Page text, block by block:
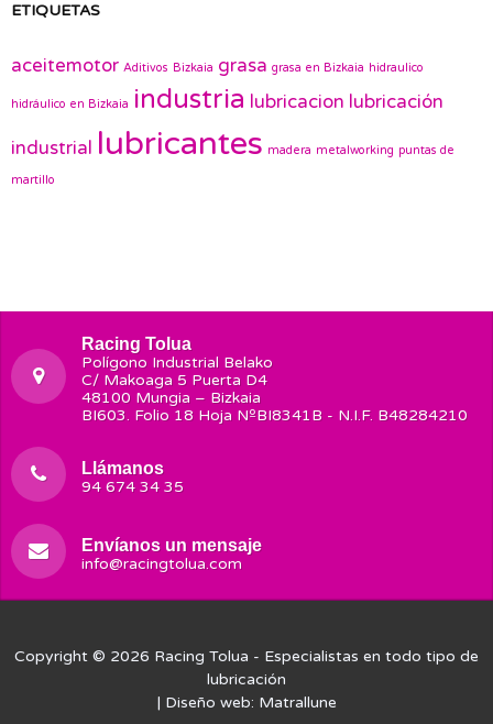
ETIQUETAS
aceitemotor Aditivos Bizkaia grasa grasa en Bizkaia hidraulico
hidráulico en Bizkaia industria lubricacion lubricación
industrial lubricantes madera metalworking puntas de
martillo
Racing Tolua
Polígono Industrial Belako
C/ Makoaga 5 Puerta D4
48100 Mungia – Bizkaia
BI603. Folio 18 Hoja NºBI8341B - N.I.F. B48284210
Llámanos
94 674 34 35
Envíanos un mensaje
info@racingtolua.com
Copyright © 2026 Racing Tolua - Especialistas en todo tipo de
lubricación
| Diseño web: Matrallune